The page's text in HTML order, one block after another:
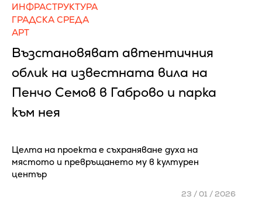
ИНФРАСТРУКТУРА
ГРАДСКА СРЕДА
АРТ
Възстановяват автентичния
облик на известната вила на
Пенчо Семов в Габрово и парка
към нея
Целта на проекта е съхраняване духа на
мястото и превръщането му в културен
център
23 / 01 / 2026